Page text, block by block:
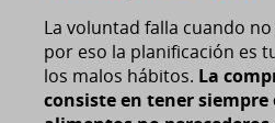
La voluntad falla cuando
por eso la planificación es
los malos hábitos. La
consiste en tener siempre